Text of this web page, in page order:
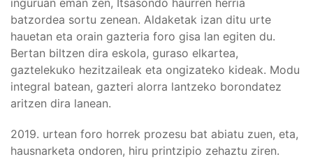
inguruan eman zen, Itsasondo haurren herria
batzordea sortu zenean. Aldaketak izan ditu urte
hauetan eta orain gazteria foro gisa lan egiten du.
Bertan biltzen dira eskola, guraso elkartea,
gaztelekuko hezitzaileak eta ongizateko kideak. Modu
integral batean, gazteri alorra lantzeko borondatez
aritzen dira lanean.
2019. urtean foro horrek prozesu bat abiatu zuen, eta,
hausnarketa ondoren, hiru printzipio zehaztu ziren.